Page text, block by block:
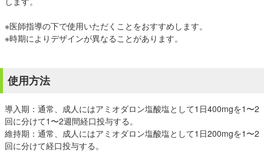
※医師指導の下で使用いただくことをおすすめします。
※時期によりデザインが異なることがあります。
使用方法
導入期：通常、成人にはアミオダロン塩酸塩として1日400mgを1〜2
回に分けて1〜2週間経口投与する。
維持期：通常、成人にはアミオダロン塩酸塩として1日200mgを1〜2
回に分けて経口投与する。